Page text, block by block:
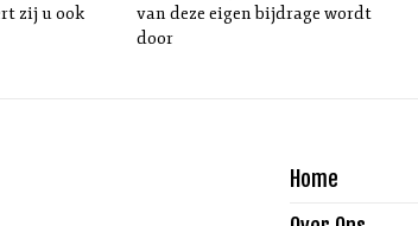
zij u ook
van deze eigen bijdrage wordt
door
Home